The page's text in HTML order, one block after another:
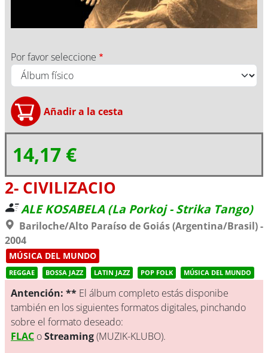
Por favor seleccione
14,17 €
2- CIVILIZACIO
ALE KOSABELA (La Porkoj - Strika Tango)
Bariloche/Alto Paraíso de Goiás (Argentina/Brasil) -
2004
MÚSICA DEL MUNDO
REGGAE BOSSA JAZZ LATIN JAZZ POP FOLK MÚSICA DEL MUNDO
Antención: ** El álbum completo estás disponibe
también en los siguientes formatos digitales, pinchando
sobre el formato deseado:
FLAC oStreaming(MUZIK-KLUBO).